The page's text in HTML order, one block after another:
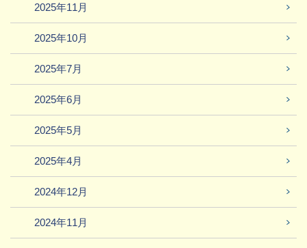
2025年11月
2025年10月
2025年7月
2025年6月
2025年5月
2025年4月
2024年12月
2024年11月